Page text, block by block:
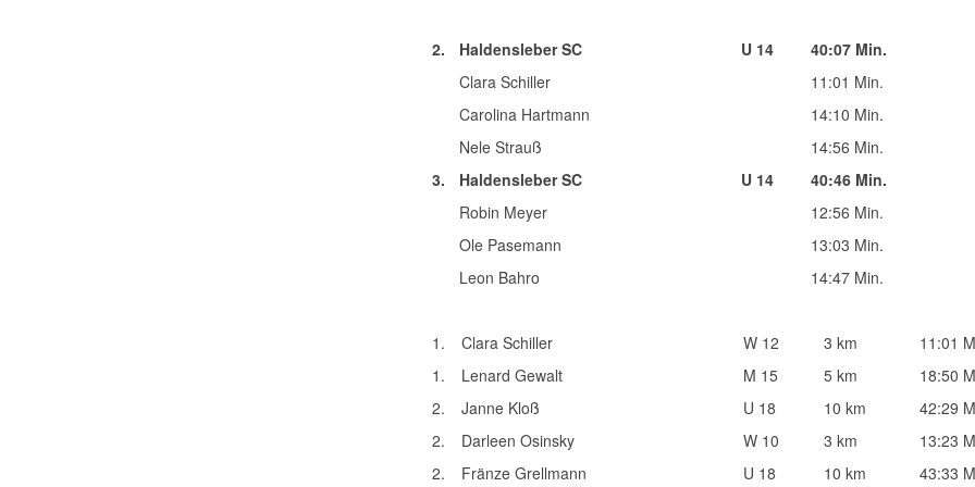
2. Haldensleber SC U 14
40:07 Min.
Clara Schiller
11:01 Min.
Carolina Hartmann
14:10 Min.
Nele Strauß
14:56 Min.
3.
Haldensleber SC U 14
40:46 Min.
Robin Meyer
12:56 Min.
Ole Pasemann
13:03 Min.
Leon Bahro
14:47 Min.
1. Clara Schiller W 12 3 km
11:01
1.
Lenard Gewalt M 15 5 km
18:50
2.
Janne Kloß U 18 10 km
42:29
2.
Darleen Osinsky W 10 3 km
13:23
2.
Fränze Grellmann U 18 10 km 43:33